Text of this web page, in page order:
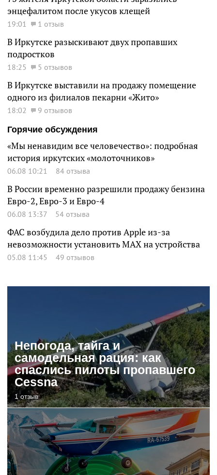
энцефалитом после укусов клещей
19:01 1 отзыв
В Иркутске разыскивают двух пропавших
подростков
18:25 5 отзывов
В Иркутске выставили на продажу помещение
одного из филиалов пекарни «Жито»
18:02
9 отзывов
Горячие обсуждения
«Мы ненавидим все человечество»: подробная
история иркутских «молоточников»
06.08 10:21 84 отзыва
В России временно разрешили продажу бензина
Евро-2, Евро-3 и Евро-4
06.08 13:37 54 отзыва
ФАС возбудила дело против Apple из-за
невозможности установить MAX на устройства
05.08 11:45 49 отзывов
Непогода, тайга и
самодельная рация: как
спаслись пилоты пропавшего
Cessna
1 отзыв